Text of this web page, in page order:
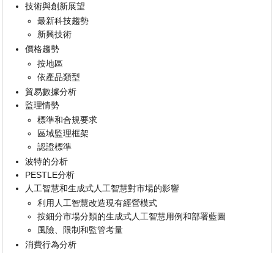
技術與創新展望
最新科技趨勢
新興技術
價格趨勢
按地區
依產品類型
貿易數據分析
監理情勢
標準和合規要求
區域監理框架
認證標準
波特的分析
PESTLE分析
人工智慧和生成式人工智慧對市場的影響
利用人工智慧改造現有經營模式
按細分市場分類的生成式人工智慧用例和部署藍圖
風險、限制和監管考量
消費行為分析